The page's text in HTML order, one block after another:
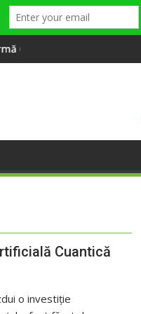
nou centru cultural și
Cuantică
o investiție